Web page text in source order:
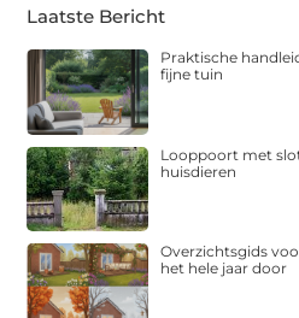
Laatste Bericht
Praktische
fijne tuin
Looppoort met
huisdieren
Overzichtsgids
het hele jaar door